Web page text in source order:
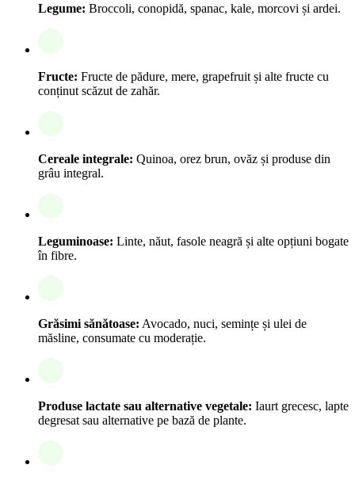
Legume: Broccoli, conopidă, spanac, kale, morcovi și ardei.
Fructe: Fructe de pădure, mere, grapefruit și alte fructe cu
conținut scăzut de zahăr.
Cereale integrale: Quinoa, orez brun, ovăz și produse din
grâu integral.
Leguminoase: Linte, năut, fasole neagră și alte opțiuni bogate
în fibre.
Grăsimi sănătoase: Avocado, nuci, semințe și ulei de
măsline, consumate cu moderație.
Produse lactate sau alternative vegetale: Iaurt grecesc, lapte
degresat sau alternative pe bază de plante.